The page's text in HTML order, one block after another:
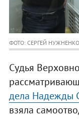
ФОТО: СЕРГЕЙ НУЖНЕНКО
Судья
дела Надежды
взяла